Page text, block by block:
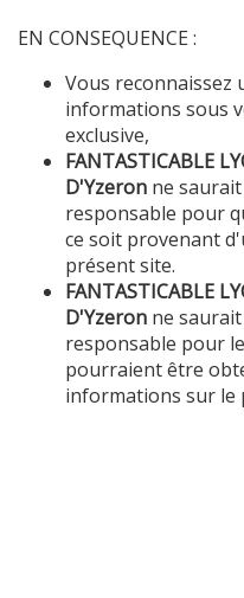
EN CONSEQUENCE :
Vous reconnaissez
informations sous
exclusive,
FANTASTICABLE
D'Yzeron ne
responsable pour
ce soit provenant
présent site.
FANTASTICABLE
D'Yzeron ne
responsable pour
pourraient être
informations sur le